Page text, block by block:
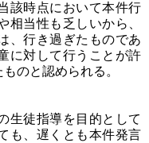
該時点において本件行
相当性も乏しいから、
、行き過ぎたものであ
に対して行うことが許
のと認められる。
生徒指導を目的として
も、遅くとも本件発言